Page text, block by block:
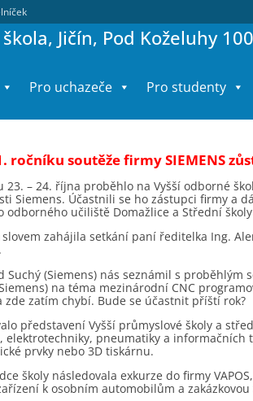
Jičín, Pod Koželuhy 100
Pro uchazeče Pro studenty
ročníku soutěže firmy SIEMENS
23. – 24. října proběhlo na Vyšší odborné
Siemens. Účastnili se ho zástupci firmy a
odborného učiliště Domažlice a Střední
zahájila setkání paní ředitelka Ing.
Suchý (Siemens) nás seznámil s
na téma mezinárodní CNC
zde zatím chybí. Bude se účastnit příští rok?
představení Vyšší průmyslové školy a
elektrotechniky, pneumatiky a informačních
prvky nebo 3D tiskárnu.
školy následovala exkurze do firmy
k osobním automobilům a